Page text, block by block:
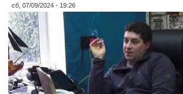
сб, 07/09/2024 - 19:26